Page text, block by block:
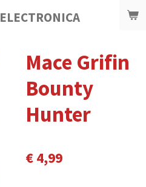
ELECTRONICA
Mace Grifin
Bounty
Hunter
€ 4,99